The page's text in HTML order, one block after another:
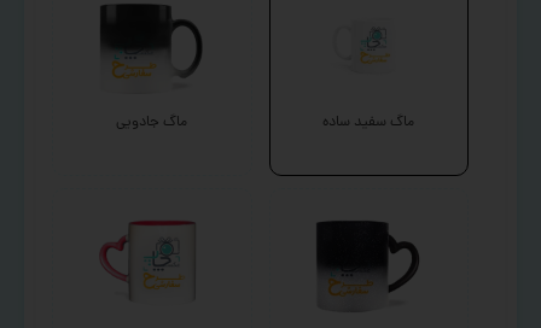
ماگ سفید ساده ماگ جادویی